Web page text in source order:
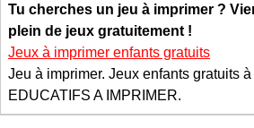
Tu cherches un jeu à imprimer ?
plein de jeux gratuitement !
Jeux à imprimer enfants gratuits
Jeu à imprimer. Jeux enfants gratuits
EDUCATIFS A IMPRIMER.